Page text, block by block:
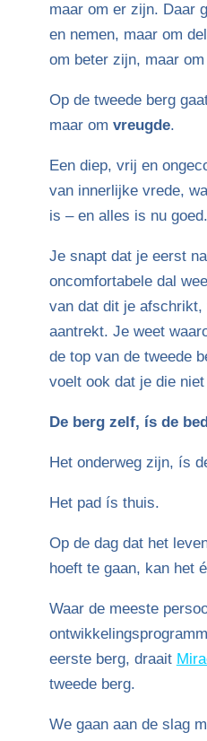
maar om er zijn. Daar
en nemen, maar om
om beter zijn, maar
Op de tweede berg
maar om vreugde.
Een diep, vrij en
van innerlijke vrede,
is – en alles is nu goed.
Je snapt dat je eerst
oncomfortabele dal
van dat dit je afschrikt,
aantrekt. Je weet
de top van de tweede
voelt ook dat je die
De berg zelf, ís de
Het onderweg zijn, ís
Het pad ís thuis.
Op de dag dat het
hoeft te gaan, kan het
Waar de meeste
eerste berg, draait
tweede berg.
We gaan aan de slag